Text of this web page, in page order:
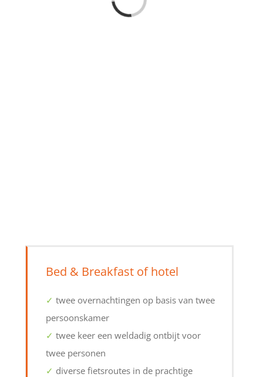
Bed & Breakfast of hotel
✓ twee overnachtingen op basis van twee
persoonskamer
✓ twee keer een weldadig ontbijt voor
twee personen
✓ diverse fietsroutes in de prachtige